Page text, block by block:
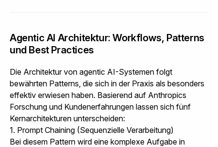
Agentic AI Architektur: Workflows, Patterns
und Best Practices
Die Architektur von agentic AI-Systemen folgt
bewährten Patterns, die sich in der Praxis als besonders
effektiv erwiesen haben. Basierend auf Anthropics
Forschung und Kundenerfahrungen lassen sich fünf
Kernarchitekturen unterscheiden:
1. Prompt Chaining (Sequenzielle Verarbeitung)
Bei diesem Pattern wird eine komplexe Aufgabe in